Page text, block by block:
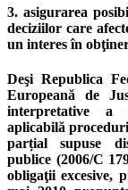
3. asigurarea
deciziilor care
un interes în
Deşi Republica
Europeană de
interpretative a
aplicabilă
parțial supuse
publice (2006/C
obligaţii excesive,